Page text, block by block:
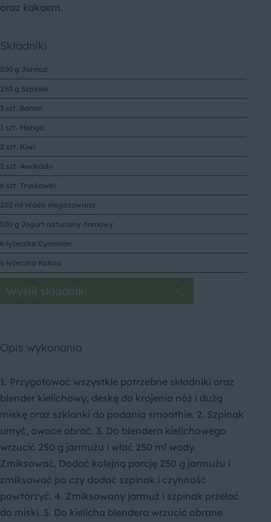
oraz kakaem.
Składniki
500 g Jarmuż
250 g Szpinak
3 szt. Banan
1 szt. Mango
2 szt. Kiwi
2 szt. Awokado
6 szt. Truskawki
250 ml Woda niegazowana
500 g Jogurt naturalny domowy
6 łyżeczka Cynamon
6 łyżeczka Kakao
Wyślij składniki
Opis wykonania
1. Przygotować wszystkie potrzebne składniki oraz
blender kielichowy, deskę do krojenia nóż i dużą
miskę oraz szklanki do podania smoothie. 2. Szpinak
umyć, owoce obrać. 3. Do blendera kielichowego
wrzucić 250 g jarmużu i wlać 250 ml wody.
Zmiksować. Dodać kolejną porcję 250 g jarmużu i
zmiksować po czy dodać szpinak i czynność
powtórzyć. 4. Zmiksowany jarmuż i szpinak przelać
do miski. 5. Do kielicha blendera wrzucić obrane